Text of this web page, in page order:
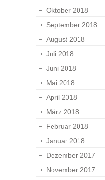
Oktober 2018
September 2018
August 2018
Juli 2018
Juni 2018
Mai 2018
April 2018
März 2018
Februar 2018
Januar 2018
Dezember 2017
November 2017